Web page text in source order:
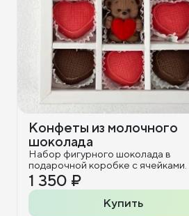
Конфеты из молочного
шоколада
Набор фигурного шоколада в
подарочной коробке с ячейками.
1 350 ₽
Купить